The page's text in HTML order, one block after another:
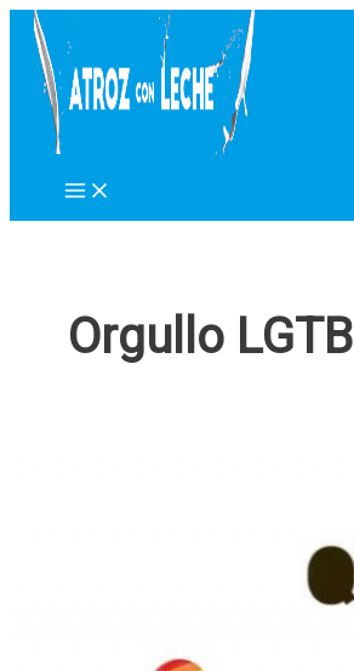
contenido
Orgullo LGTB